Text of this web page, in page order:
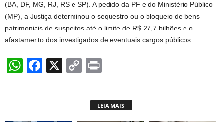
(BA, DF, MG, RJ, RS e SP). A pedido da PF e do Ministério Público
(MP), a Justiça determinou o sequestro ou o bloqueio de bens
patrimoniais de suspeitos até o limite de R$ 27,7 bilhões e o
afastamento dos investigados de eventuais cargos públicos.
W
h
at
F
a
c
X
C
o
p
in
t
LEIA MAIS